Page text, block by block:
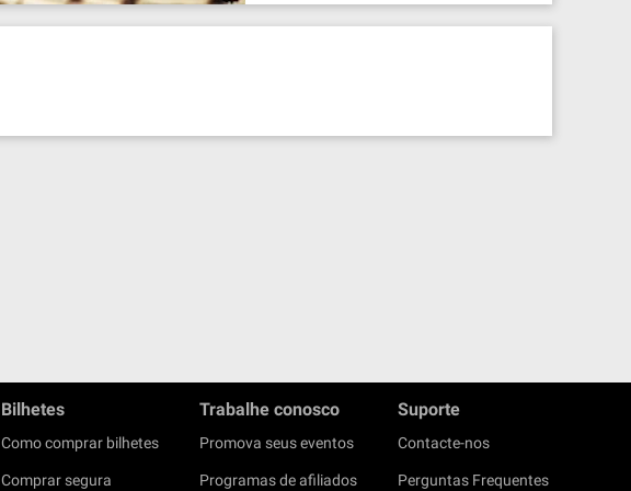
Bilhetes
Como comprar bilhetes
Comprar segura
Trabalhe conosco
Promova seus eventos
Programas de afiliados
Suporte
Contacte-nos
Perguntas Frequentes